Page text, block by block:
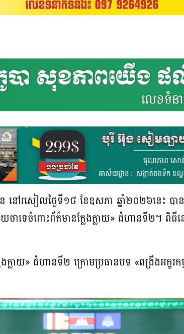
ាន នៅរសៀលថ្ងៃទី១៨ ខែឧសភា ឆ្នាំ២០២៦នេះ ប
ថាទេចំពោះព័ត៌មានក្លែងក្លាយ» ជំហានទី២។ ពិធី
លាយ» ជំហានទី២ ក្រោមប្រធានបទ «ពង្រឹងអក្ខរក